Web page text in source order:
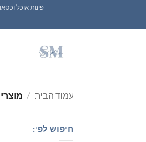
content
פינות אוכל
עמוד הבית /
חיפוש לפי: